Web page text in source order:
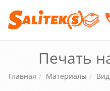
Печать
Главная Материалы